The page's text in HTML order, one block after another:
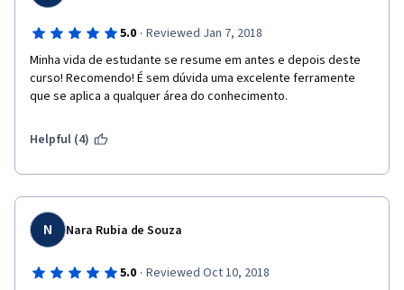
5.0 · Reviewed Jan 7, 2018
Minha vida de estudante se resume em antes e depois deste
curso! Recomendo! É sem dúvida uma excelente ferramente
que se aplica a qualquer área do conhecimento.
Helpful (4)
N Nara Rubia de Souza
5.0 · Reviewed Oct 10, 2018